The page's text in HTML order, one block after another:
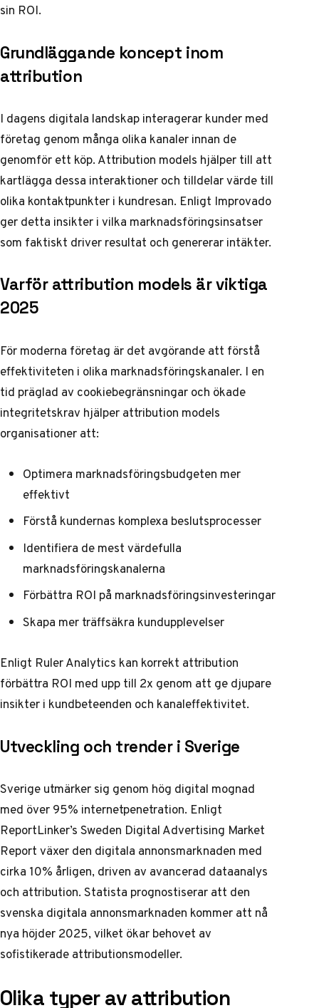
sin ROI.
Grundläggande koncept inom
attribution
I dagens digitala landskap interagerar kunder med
företag genom många olika kanaler innan de
genomför ett köp. Attribution models hjälper till att
kartlägga dessa interaktioner och tilldelar värde till
olika kontaktpunkter i kundresan. Enligt Improvado
ger detta insikter i vilka marknadsföringsinsatser
som faktiskt driver resultat och genererar intäkter.
Varför attribution models är viktiga
2025
För moderna företag är det avgörande att förstå
effektiviteten i olika marknadsföringskanaler. I en
tid präglad av cookiebegränsningar och ökade
integritetskrav hjälper attribution models
organisationer att:
Optimera marknadsföringsbudgeten mer
effektivt
Förstå kundernas komplexa beslutsprocesser
Identifiera de mest värdefulla
marknadsföringskanalerna
Förbättra ROI på marknadsföringsinvesteringar
Skapa mer träffsäkra kundupplevelser
Enligt Ruler Analytics kan korrekt attribution
förbättra ROI med upp till 2x genom att ge djupare
insikter i kundbeteenden och kanaleffektivitet.
Utveckling och trender i Sverige
Sverige utmärker sig genom hög digital mognad
med över 95% internetpenetration. Enligt
ReportLinker’s Sweden Digital Advertising Market
Reportväxer den digitala annonsmarknaden med
cirka 10% årligen, driven av avancerad dataanalys
och attribution.Statista prognostiserar att den
svenska digitala annonsmarknaden kommer att nå
nya höjder 2025, vilket ökar behovet av
sofistikerade attributionsmodeller.
Olika typer av attribution